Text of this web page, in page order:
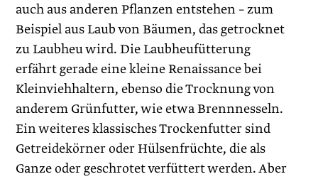
auch aus anderen Pflanzen entstehen – zum
Beispiel aus Laub von Bäumen, das getrocknet
zu Laubheu wird. Die Laubheufütterung
erfährt gerade eine kleine Renaissance bei
Kleinviehhaltern, ebenso die Trocknung von
anderem Grünfutter, wie etwa Brennnesseln.
Ein weiteres klassisches Trockenfutter sind
Getreidekörner oder Hülsenfrüchte, die als
Ganze oder geschrotet verfüttert ­werden. Aber